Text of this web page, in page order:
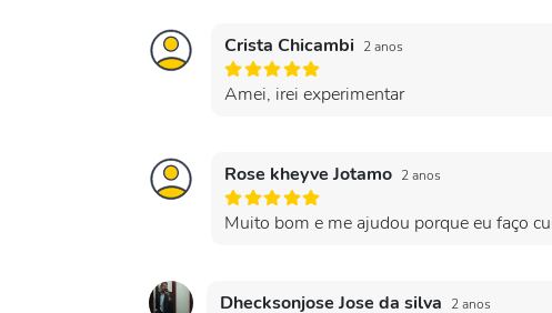
Crista Chicambi 2 anos
Amei, irei experimentar
Rose kheyve Jotamo 2 anos
Muito bom e me ajudou porque eu faço
Dhecksonjose Jose da silva 2 anos